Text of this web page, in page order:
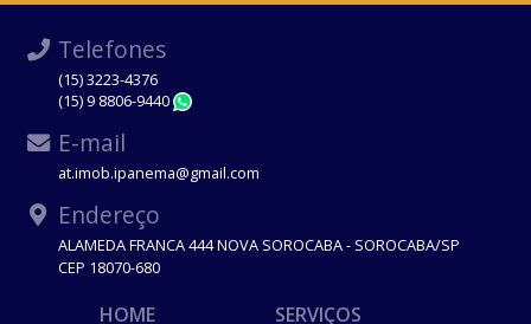
Telefones
(15) 3223-4376
(15) 9 8806-9440
E-mail
at.imob.ipanema@gmail.com
Endereço
ALAMEDA FRANCA 444 NOVA SOROCABA - SOROCABA/SP
CEP 18070-680
HOME SERVIÇOS